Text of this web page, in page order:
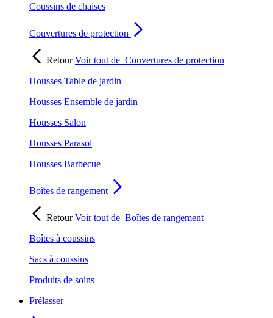
Coussins de chaises
Couvertures de protection
RetourVoir tout de Couvertures de protection
Housses Table de jardin
Housses Ensemble de jardin
Housses Salon
Housses Parasol
Housses Barbecue
Boîtes de rangement
RetourVoir tout de Boîtes de rangement
Boîtes à coussins
Sacs à coussins
Produits de soins
Prélasser